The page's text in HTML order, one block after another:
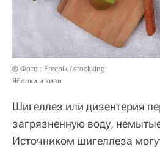
© Фото : Freepik / stockking
Яблоки и киви
Шигеллез или дизентерия
загрязненную воду,
Источником шигеллеза